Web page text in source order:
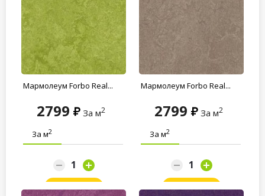
Мармолеум Forbo Real...
2799 За м2
За м2
Мармолеум Forbo Real...
2799 За м2
За м2